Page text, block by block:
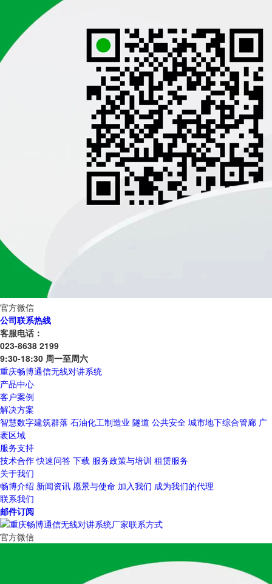
官方微信
公司联系热线
客服电话：
023-8638 2199
9:30-18:30 周一至周六
重庆畅博通信无线对讲系统
产品中心
客户案例
解决方案
智慧数字建筑群落 石油化工制造业 隧道 公共安全 城市地下综合管廊 广
袤区域
服务支持
技术合作 快速问答 下载 服务政策与培训 租赁服务
关于我们
畅博介绍 新闻资讯 愿景与使命 加入我们 成为我们的代理
联系我们
邮件订阅
官方微信